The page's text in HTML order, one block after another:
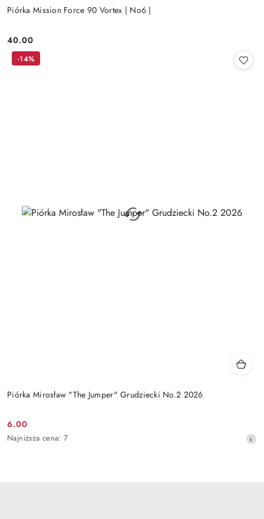
Piórka Mission Force 90 Vortex | No6 |
Cena:
40.00
Piórka Mirosław "The Jumper" Grudziecki No.2 2026
Cena
promocyjna:
6.00
Najniższa
Najniższa cena: 7
-14%